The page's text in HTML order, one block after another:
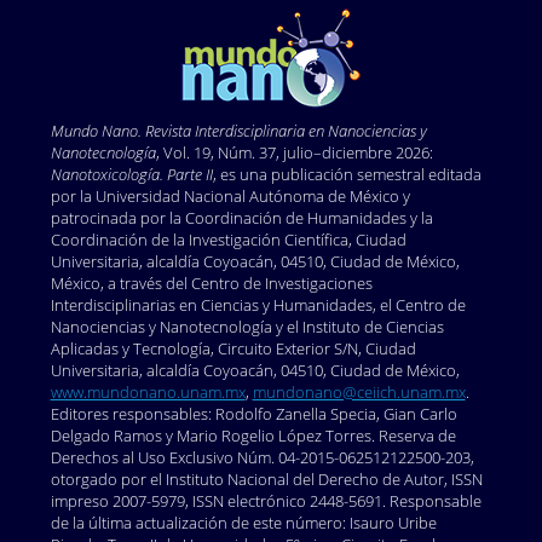
Mundo Nano. Revista Interdisciplinaria en Nanociencias y
Nanotecnología, Vol. 19, Núm. 37, julio–diciembre 2026:
Nanotoxicología. Parte II, es una publicación semestral editada
por la Universidad Nacional Autónoma de México y
patrocinada por la Coordinación de Humanidades y la
Coordinación de la Investigación Científica, Ciudad
Universitaria, alcaldía Coyoacán, 04510, Ciudad de México,
México, a través del Centro de Investigaciones
Interdisciplinarias en Ciencias y Humanidades, el Centro de
Nanociencias y Nanotecnología y el Instituto de Ciencias
Aplicadas y Tecnología, Circuito Exterior S/N, Ciudad
Universitaria, alcaldía Coyoacán, 04510, Ciudad de México,
www.mundonano.unam.mx, mundonano@ceiich.unam.mx.
Editores responsables: Rodolfo Zanella Specia, Gian Carlo
Delgado Ramos y Mario Rogelio López Torres. Reserva de
Derechos al Uso Exclusivo Núm. 04-2015-062512122500-203,
otorgado por el Instituto Nacional del Derecho de Autor, ISSN
impreso 2007-5979, ISSN electrónico 2448-5691. Responsable
de la última actualización de este número: Isauro Uribe